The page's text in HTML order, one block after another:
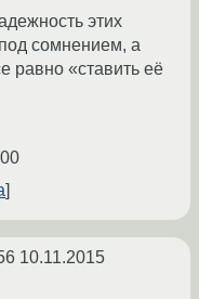
этих
сомнением, а
равно «ставить её
10.11.2015